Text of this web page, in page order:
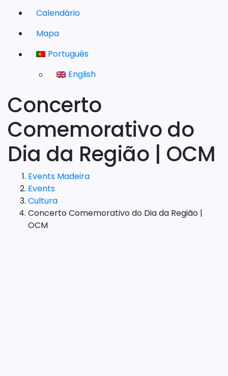
Calendário
Mapa
Português
English
Concerto
Comemorativo do
Dia da Região | OCM
Events Madeira
Events
Cultura
Concerto Comemorativo do Dia da Região |
OCM